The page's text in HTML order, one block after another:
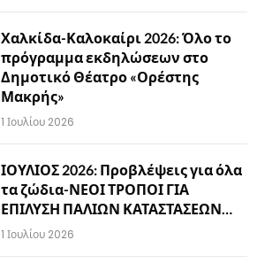
Χαλκίδα-Καλοκαίρι 2026: Όλο το
πρόγραμμα εκδηλώσεων στο
Δημοτικό Θέατρο «Ορέστης
Μακρής»
1 Ιουλίου 2026
ΙΟΥΛΙΟΣ 2026: Προβλέψεις για όλα
τα ζώδια-ΝΕΟΙ ΤΡΟΠΟΙ ΓΙΑ
ΕΠΙΛΥΣΗ ΠΑΛΙΩΝ ΚΑΤΑΣΤΑΣΕΩΝ…
1 Ιουλίου 2026